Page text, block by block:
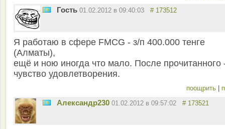
Гость 01.02.2012 в 09:40:03 # 173512
Я работаю в сфере FMCG - з/п 400.000 тенге
(Алматы),
ещё и ною иногда что мало. После прочитанного
чувство удовлетворения.
поощрить
Александр230 01.02.2012 в 09:57:02 # 173521